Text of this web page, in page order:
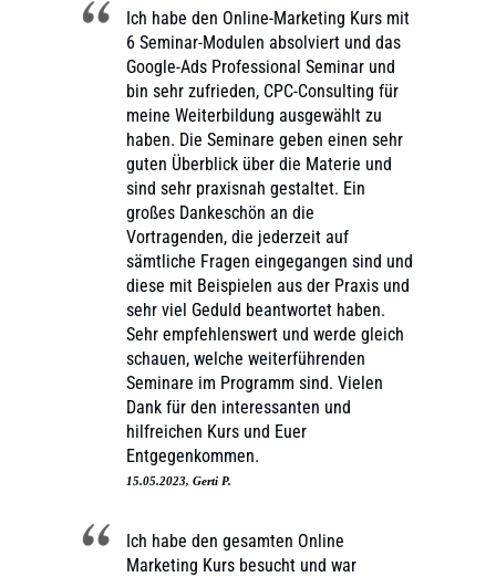
Ich habe den Online-Marketing Kurs mit
6 Seminar-Modulen absolviert und das
Google-Ads Professional Seminar und
bin sehr zufrieden, CPC-Consulting für
meine Weiterbildung ausgewählt zu
haben. Die Seminare geben einen sehr
guten Überblick über die Materie und
sind sehr praxisnah gestaltet. Ein
großes Dankeschön an die
Vortragenden, die jederzeit auf
sämtliche Fragen eingegangen sind und
diese mit Beispielen aus der Praxis und
sehr viel Geduld beantwortet haben.
Sehr empfehlenswert und werde gleich
schauen, welche weiterführenden
Seminare im Programm sind. Vielen
Dank für den interessanten und
hilfreichen Kurs und Euer
Entgegenkommen.
15.05.2023, Gerti P.
Ich habe den gesamten Online
Marketing Kurs besucht und war